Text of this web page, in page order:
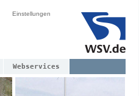
Einstellungen
Webservices